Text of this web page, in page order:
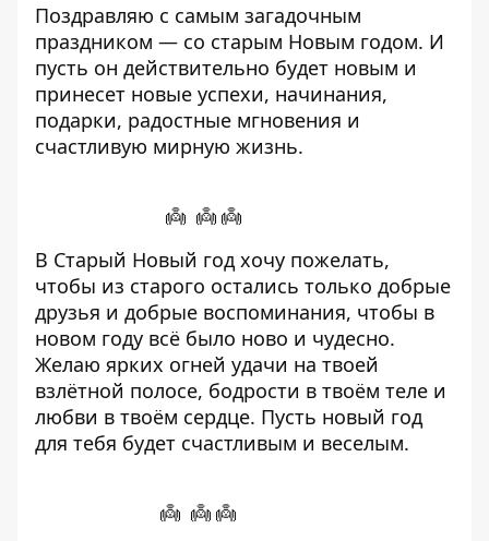
Поздравляю с самым загадочным
праздником — со старым Новым годом. И
пусть он действительно будет новым и
принесет новые успехи, начинания,
подарки, радостные мгновения и
счастливую мирную жизнь.
👼 👼 👼
В Старый Новый год хочу пожелать,
чтобы из старого остались только добрые
друзья и добрые воспоминания, чтобы в
новом году всё было ново и чудесно.
Желаю ярких огней удачи на твоей
взлётной полосе, бодрости в твоём теле и
любви в твоём сердце. Пусть новый год
для тебя будет счастливым и веселым.
👼 👼 👼